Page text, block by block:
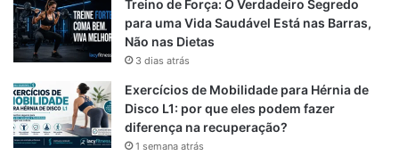
b
o
k
g
a
p
Treino de Força: O Verdadeiro Segredo
para uma Vida Saudável Está nas Barras,
Não nas Dietas
3 dias atrás
Exercícios de Mobilidade para Hérnia de
Disco L1: por que eles podem fazer
diferença na recuperação?
1 semana atrás